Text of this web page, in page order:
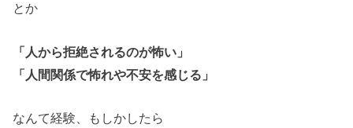
とか
「人から拒絶されるのが怖い」
「人間関係で怖れや不安を感じる」
なんて経験、もしかしたら